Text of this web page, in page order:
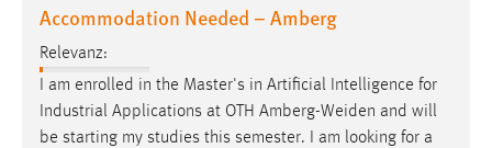
Accommodation Needed – Amberg
Relevanz:
I am enrolled in the Master's in Artificial Intelligence for
Industrial Applications at OTH Amberg-Weiden and will
be starting my studies this semester. I am looking for a